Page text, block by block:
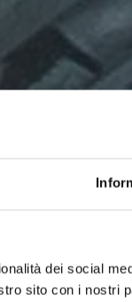
dei social
sito con i nostri